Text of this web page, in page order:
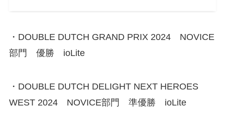
・DOUBLE DUTCH GRAND PRIX 2024 NOVICE
部門 優勝 ioLite
・DOUBLE DUTCH DELIGHT NEXT HEROES
WEST 2024 NOVICE部門 準優勝 ioLite